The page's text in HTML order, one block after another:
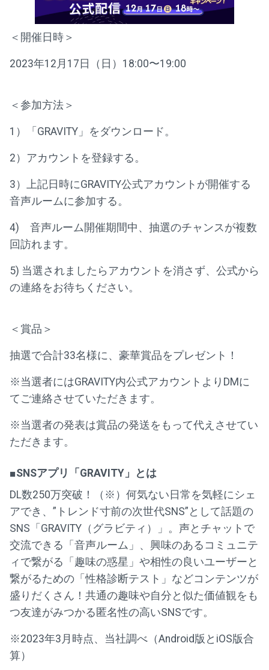
＜開催日時＞
2023年12月17日（日）18:00〜19:00
＜参加方法＞
1）「GRAVITY」をダウンロード。
2）アカウントを登録する。
3）上記日時にGRAVITY公式アカウントが開催する
音声ルームに参加する。
4) 音声ルーム開催期間中、抽選のチャンスが複数
回訪れます。
5) 当選されましたらアカウントを消さず、公式から
の連絡をお待ちください。
＜賞品＞
抽選で合計33名様に、豪華賞品をプレゼント！
※当選者にはGRAVITY内公式アカウントよりDMに
てご連絡させていただきます。
※当選者の発表は賞品の発送をもって代えさせてい
ただきます。
■SNSアプリ「GRAVITY」とは
DL数250万突破！（※）何気ない日常を気軽にシェ
アでき、”トレンド寸前の次世代SNS”として話題の
SNS「GRAVITY（グラビティ）」。声とチャットで
交流できる「音声ルーム」、興味のあるコミュニテ
ィで繋がる「趣味の惑星」や相性の良いユーザーと
繋がるための「性格診断テスト」などコンテンツが
盛りだくさん！共通の趣味や自分と似た価値観をも
つ友達がみつかる匿名性の高いSNSです。
※2023年3月時点、当社調べ（Android版とiOS版合
算）